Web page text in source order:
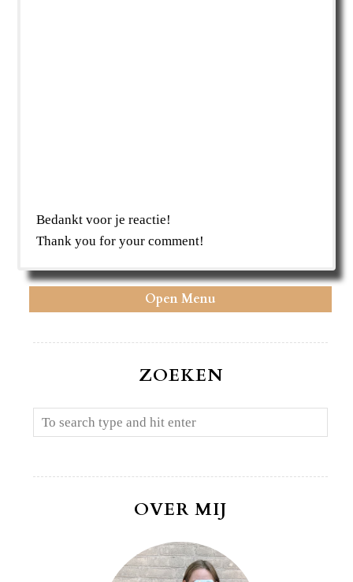
Bedankt voor je reactie!
Thank you for your comment!
Open Menu
ZOEKEN
OVER MIJ